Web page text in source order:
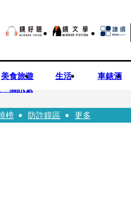
美食旅遊 生活 車錶酒
個訊號
榜 防詐鏡區 更多